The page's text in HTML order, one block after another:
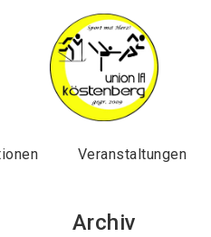
Veranstaltungen
Archiv